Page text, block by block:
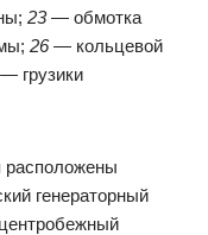
23— обмотка
26— кольцевой
— грузики
расположены
генераторный